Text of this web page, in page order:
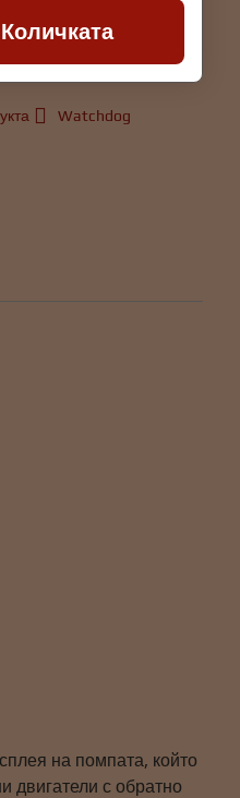
Watchdog
на помпата, който
двигатели с обратно